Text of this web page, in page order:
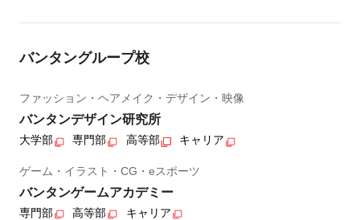
バンタングループ校
ファッション・ヘアメイク・デザイン・映像
バンタンデザイン研究所
大学部 専門部 高等部 キャリア
ゲーム・イラスト・CG・eスポーツ
バンタンゲームアカデミー
専門部 高等部 キャリア